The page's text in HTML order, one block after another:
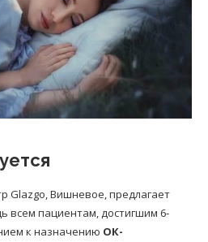
Glazgo, Вишневое, предлагает
всем пациентам, достигшим 6-
к назначению ОК-